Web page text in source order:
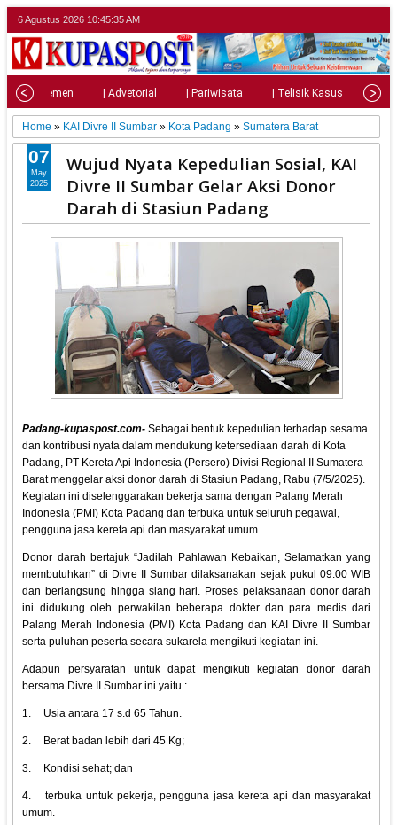
6 Agustus 2026 10:45:36 AM
| Parlemen | Advetorial | Pariwisata | Telisik Kasus |
Home » KAI Divre II Sumbar » Kota Padang »Sumatera Barat
Wujud Nyata Kepedulian Sosial, KAI
Divre II Sumbar Gelar Aksi Donor
Darah di Stasiun Padang
Padang-kupaspost.com- Sebagai bentuk kepedulian terhadap sesama
dan kontribusi nyata dalam mendukung ketersediaan darah di Kota
Padang, PT Kereta Api Indonesia (Persero) Divisi Regional II Sumatera
Barat menggelar aksi donor darah di Stasiun Padang, Rabu (7/5/2025).
Kegiatan ini diselenggarakan bekerja sama dengan Palang Merah
Indonesia (PMI) Kota Padang dan terbuka untuk seluruh pegawai,
pengguna jasa kereta api dan masyarakat umum.
Donor darah bertajuk “Jadilah Pahlawan Kebaikan, Selamatkan yang
membutuhkan” di Divre II Sumbar dilaksanakan sejak pukul 09.00 WIB
dan berlangsung hingga siang hari. Proses pelaksanaan donor darah
ini didukung oleh perwakilan beberapa dokter dan para medis dari
Palang Merah Indonesia (PMI) Kota Padang dan KAI Divre II Sumbar
serta puluhan peserta secara sukarela mengikuti kegiatan ini.
Adapun persyaratan untuk dapat mengikuti kegiatan donor darah
bersama Divre II Sumbar ini yaitu :
1. Usia antara 17 s.d 65 Tahun.
2. Berat badan lebih dari 45 Kg;
3. Kondisi sehat; dan
4.
terbuka untuk pekerja, pengguna jasa kereta api dan masyarakat
umum.
07
May
2025